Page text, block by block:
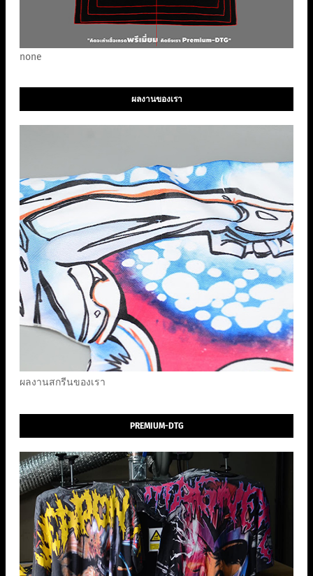
none
ผลงานของเรา
ผลงานสกรีนของเรา
PREMIUM-DTG